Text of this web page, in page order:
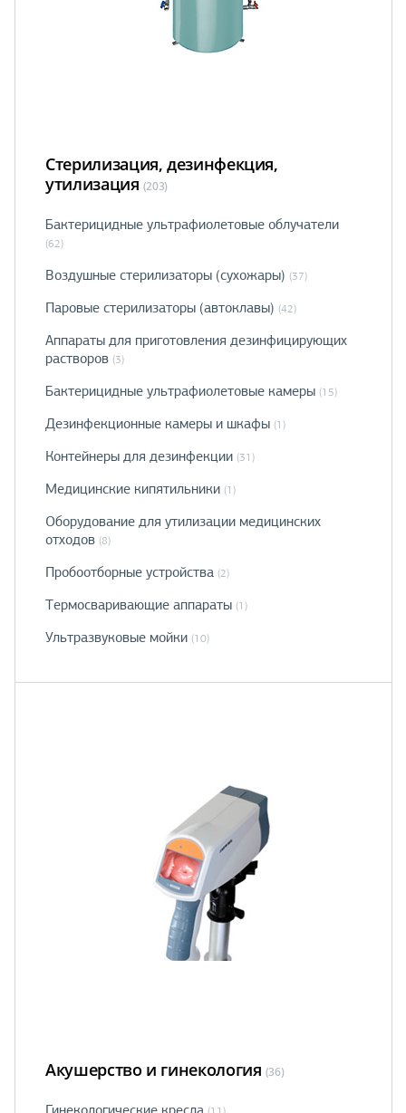
Стерилизация, дезинфекция,
утилизация (203)
Бактерицидные ультрафиолетовые облучатели
(62)
Воздушные стерилизаторы (сухожары) (37)
Паровые стерилизаторы (автоклавы) (42)
Аппараты для приготовления дезинфицирующих
растворов (3)
Бактерицидные ультрафиолетовые камеры (15)
Дезинфекционные камеры и шкафы (1)
Контейнеры для дезинфекции (31)
Медицинские кипятильники (1)
Оборудование для утилизации медицинских
отходов (8)
Пробоотборные устройства (2)
Термосваривающие аппараты (1)
Ультразвуковые мойки (10)
Акушерство и гинекология (36)